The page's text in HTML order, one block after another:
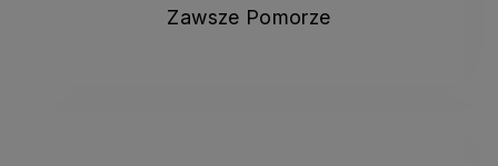
Zawsze Pomorze